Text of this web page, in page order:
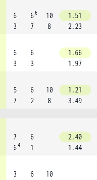
6
3
66
7
10
8
1.51
2.23
6
3
6
3
1.66
1.97
5
7
6
2
10
8
1.21
3.49
7
64
6
1
2.40
1.44
3
6
10